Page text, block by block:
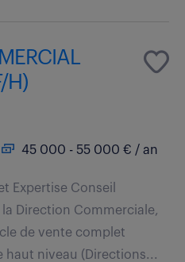
H)
45 000 - 55 000 € / an
Expertise Conseil
Direction Commerciale,
de vente complet
haut niveau (Directions...